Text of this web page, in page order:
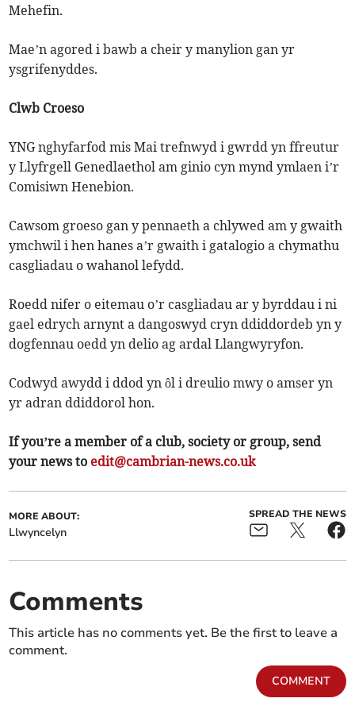
Mehefin.
Mae’n agored i bawb a cheir y manylion gan yr
ysgrifenyddes.
Clwb Croeso
YNG nghyfarfod mis Mai trefnwyd i gwrdd yn ffreutur
y Llyfrgell Genedlaethol am ginio cyn mynd ymlaen i’r
Comisiwn Henebion.
Cawsom groeso gan y pennaeth a chlywed am y gwaith
ymchwil i hen hanes a’r gwaith i gatalogio a chymathu
casgliadau o wahanol lefydd.
Roedd nifer o eitemau o’r casgliadau ar y byrddau i ni
gael edrych arnynt a dangoswyd cryn ddiddordeb yn y
dogfennau oedd yn delio ag ardal Llangwyryfon.
Codwyd awydd i ddod yn ôl i dreulio mwy o amser yn
yr adran ddiddorol hon.
If you’re a member of a club, society or group, send
your news to edit@cambrian-news.co.uk
MORE ABOUT:
Llwyncelyn
SPREAD THE NEWS
Comments
This article has no comments yet. Be the first to leave a
comment.
COMMENT